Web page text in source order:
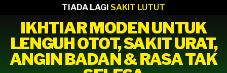
TIADA LAGI SAKIT LUTUT
IKHTIAR MODEN UNTUK
LENGUH OTOT, SAKIT URAT,
ANGIN BADAN & RASA TAK